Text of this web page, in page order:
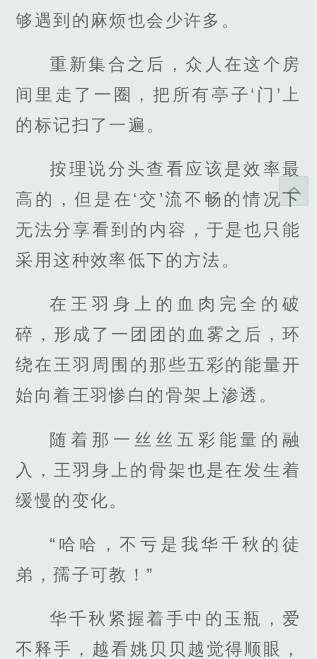
够遇到的麻烦也会少许多。
重新集合之后，众人在这个房
间里走了一圈，把所有亭子‘门’上
的标记扫了一遍。
按理说分头查看应该是效率最
高的，但是在‘交’流不畅的情况下
无法分享看到的内容，于是也只能
采用这种效率低下的方法。
在王羽身上的血肉完全的破
碎，形成了一团团的血雾之后，环
绕在王羽周围的那些五彩的能量开
始向着王羽惨白的骨架上渗透。
随着那一丝丝五彩能量的融
入，王羽身上的骨架也是在发生着
缓慢的变化。
“哈哈，不亏是我华千秋的徒
弟，孺子可教！”
华千秋紧握着手中的玉瓶，爱
不释手，越看姚贝贝越觉得顺眼，